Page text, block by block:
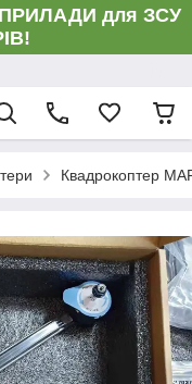
для ЗСУ
Квадрокоптер